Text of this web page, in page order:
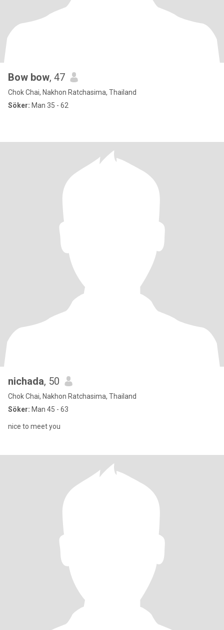
Bow bow, 47
Chok Chai, Nakhon Ratchasima, Thailand
Söker: Man 35 - 62
nichada, 50
Chok Chai, Nakhon Ratchasima, Thailand
Söker: Man 45 - 63
nice to meet you